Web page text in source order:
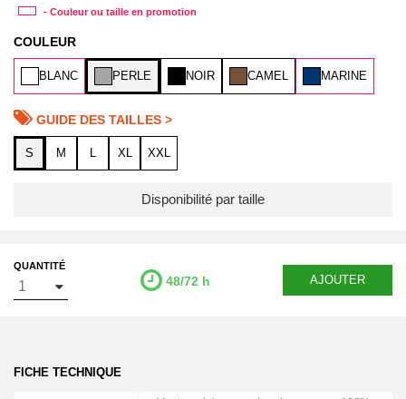
- Couleur ou taille en promotion
COULEUR
BLANC PERLE NOIR CAMEL MARINE
GUIDE DES TAILLES >
S M L XL XXL
Disponibilité par taille
QUANTITÉ
48/72 h AJOUTER
FICHE TECHNIQUE